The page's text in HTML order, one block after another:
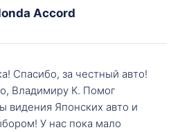
Accord
Спасибо, за честный авто!
Владимиру К. Помог
видения Японских авто и
У нас пока мало